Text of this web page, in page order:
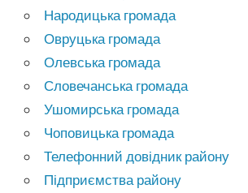
Народицька громада
Овруцька громада
Олевська громада
Словечанська громада
Ушомирська громада
Чоповицька громада
Телефонний довідник району
Підприємства району